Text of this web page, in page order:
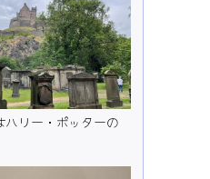
ハリー・ポッターの